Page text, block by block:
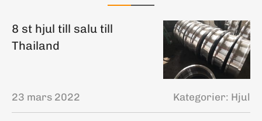
8 st hjul till salu till
Thailand
23 mars 2022 Kategorier: Hjul